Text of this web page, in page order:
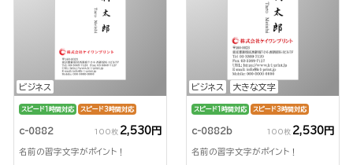
ビジネス
スピード1時間対応 スピード3時間対応
c-0882 100枚 2,530円
名前の習字文字がポイント！
ビジネス 大きな文字
スピード1時間対応 スピード3時間対応
c-0882b 100枚 2,530円
名前の習字文字がポイント！